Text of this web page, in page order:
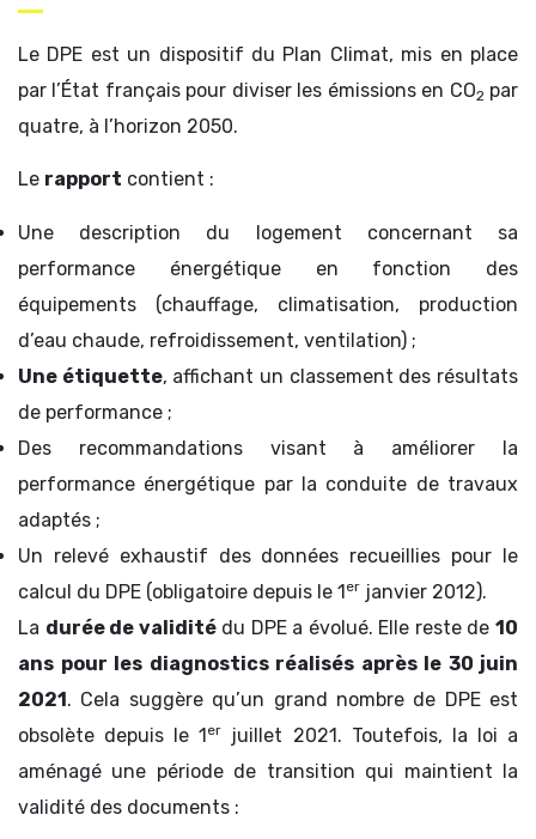
Le DPE est un dispositif du Plan Climat, mis en place
par l’État français pour diviser les émissions en CO2 par
quatre, à l’horizon 2050.
Le rapport contient :
Une description du logement concernant sa
performance énergétique en fonction des
équipements (chauffage, climatisation, production
d’eau chaude, refroidissement, ventilation) ;
Une étiquette, affichant un classement des résultats
de performance ;
Des recommandations visant à améliorer la
performance énergétique par la conduite de travaux
adaptés ;
Un relevé exhaustif des données recueillies pour le
calcul du DPE (obligatoire depuis le 1er janvier 2012).
La durée de validitédu DPE a évolué. Elle reste de10
ans pour les diagnostics réalisés après le 30 juin
2021. Cela suggère qu’un grand nombre de DPE est
obsolète depuis le 1er
juillet 2021. Toutefois, la loi a
aménagé une période de transition qui maintient la
validité des documents :